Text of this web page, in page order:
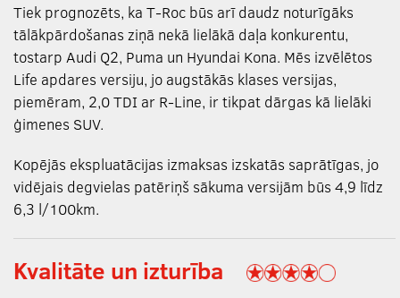
Tiek prognozēts, ka T-Roc būs arī daudz noturīgāks
tālākpārdošanas ziņā nekā lielākā daļa konkurentu,
tostarp Audi Q2, Puma un Hyundai Kona. Mēs izvēlētos
Life apdares versiju, jo augstākās klases versijas,
piemēram, 2,0 TDI ar R-Line, ir tikpat dārgas kā lielāki
ģimenes SUV.
Kopējās ekspluatācijas izmaksas izskatās saprātīgas, jo
vidējais degvielas patēriņš sākuma versijām būs 4,9 līdz
6,3 l/100km.
Kvalitāte un izturība